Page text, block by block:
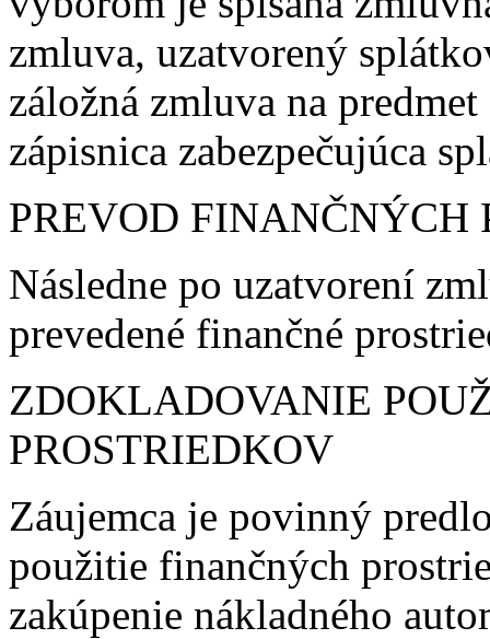
zmluva, uzatvorený
záložná zmluva na
zápisnica zabezpečujúca
PREVOD FINANČNÝCH
Následne po uzatvorení
prevedené finančné
ZDOKLADOVANIE
PROSTRIEDKOV
Záujemca je povinný
použitie finančných
zakúpenie nákladného